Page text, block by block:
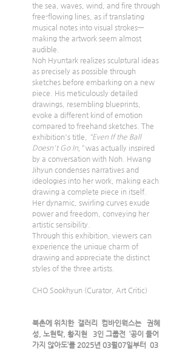
the sea, waves, wind, and fire through
free-flowing lines, as if translating
musical notes into visual strokes—
making the artwork seem almost
audible.
Noh Hyuntark realizes sculptural ideas
as precisely as possible through
sketches before embarking on a new
piece. His meticulously detailed
drawings, resembling blueprints,
evoke a different kind of emotion
compared to freehand sketches. The
exhibition's title,
"Even If the Ball
Doesn't Go In," was actually inspired
by a conversation with Noh. Hwang
Jihyun condenses narratives and
ideologies into her work, making each
drawing a complete piece in itself.
Her dynamic, swirling curves exude
power and freedom, conveying her
artistic sensibility.
Through this exhibition, viewers can
experience the unique charm of
drawing and appreciate the distinct
styles of the three artists.
CHO Sookhyun (Curator, Art Critic)
북촌에 위치한  갤러리  컴바인웍스는   권혜
성, 노현탁, 황지현   3인 그룹전  ‘공이 들어
가지 않아도’를 2025년 03월07일부터  03